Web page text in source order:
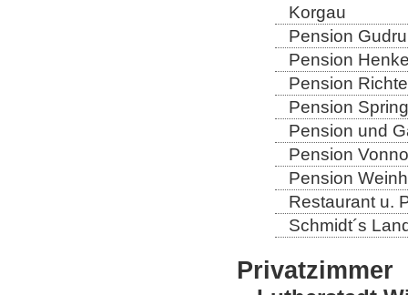
Korgau
Pension
Pension
Pension
Pension
Pension und
Pension
Pension
Restaurant u.
Schmidt´s
Privatzimmer